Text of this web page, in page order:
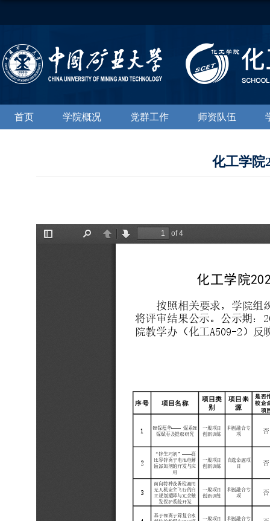
首页 学院概况 党群工作 师资队伍
化工学院